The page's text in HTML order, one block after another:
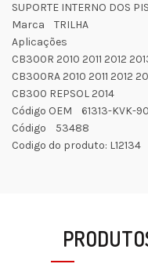
SUPORTE INTERNO DOS
Marca TRILHA
Aplicações
CB300R 2010 2011 2012
CB300RA 2010 2011 2012
CB300 REPSOL 2014
Código OEM 61313-KVK-
Código 53488
Codigo do produto: L12134